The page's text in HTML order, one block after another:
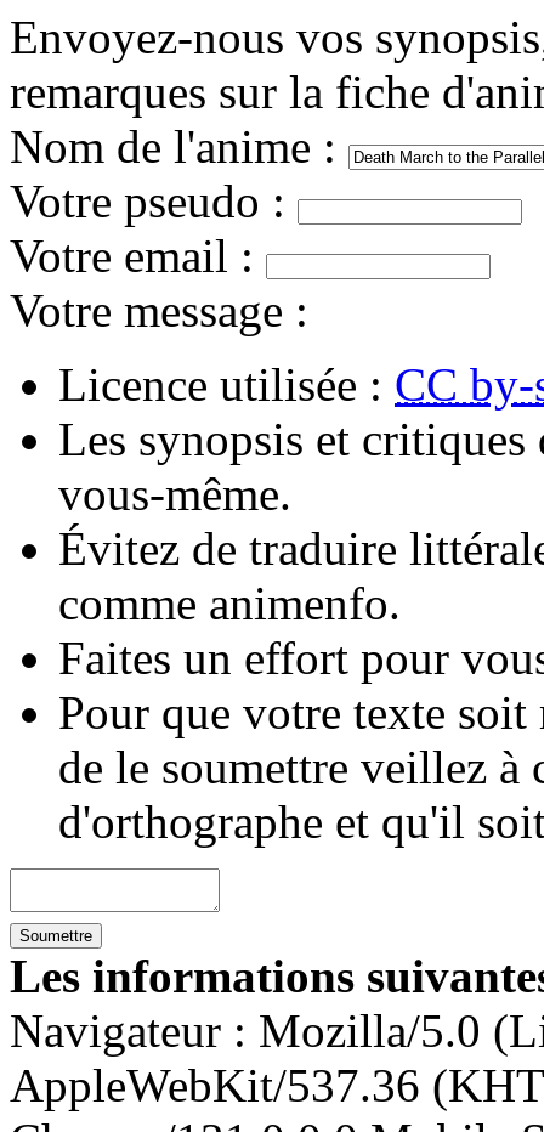
Envoyez-nous vos
remarques sur la fiche
Nom de l'anime :
Votre pseudo :
Votre email :
Votre message :
Licence utilisée : CC by-
Les synopsis et
vous-même.
Évitez de traduire
comme animenfo.
Faites un effort pour
Pour que votre texte
de le soumettre veillez à
d'orthographe et qu'il
Les informations
Navigateur : Mozilla/5.0
AppleWebKit/537.36